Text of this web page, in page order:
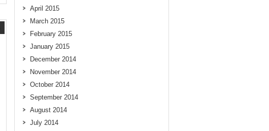
April 2015
March 2015
February 2015
January 2015
December 2014
November 2014
October 2014
September 2014
August 2014
July 2014